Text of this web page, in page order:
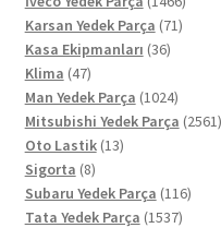
ürün
Karsan Yedek Parça 7171
Kasa Ekipmanları 3636
Klima 4747
ürün
Man Yedek Parça 10241024
ürün
Mitsubishi Yedek Parça 2561
Oto Lastik 1313
Sigorta 88
ürün
Subaru Yedek Parça 116116
Tata Yedek Parça 15371537